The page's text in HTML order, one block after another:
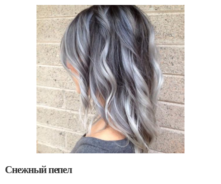
Снежный пепел